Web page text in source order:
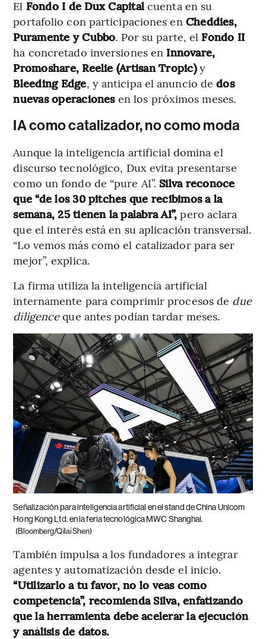
El Fondo I de Dux Capitalcuenta en su
portafolio con participaciones en Cheddies,
Puramente y Cubbo. Por su parte, el Fondo II
ha concretado inversiones en Innovare,
Promoshare, Reelie (Artisan Tropic)y
Bleeding Edge, y anticipa el anuncio dedos
nuevas operacionesen los próximos meses.
IA como catalizador, no como moda
Aunque la inteligencia artificial domina el
discurso tecnológico, Dux evita presentarse
como un fondo de “pure AI”. Silva reconoce
que “de los 30 pitches que recibimos a la
semana, 25 tienen la palabra AI”, pero aclara
que el interés está en su aplicación transversal.
“Lo vemos más como el catalizador para ser
mejor”, explica.
La firma utiliza la inteligencia artificial
internamente para comprimir procesos de due
diligenceque antes podían tardar meses.
Señalización para inteligencia artificial en el stand de China Unicom
Hong Kong Ltd. en la feria tecnológica MWC Shanghai.
(Bloomberg/Qilai Shen)
También impulsa a los fundadores a integrar
agentes y automatización desde el inicio.
“Utilizarlo a tu favor, no lo veas como
competencia”, recomienda Silva, enfatizando
que la herramienta debe acelerar la ejecución
y análisis de datos.